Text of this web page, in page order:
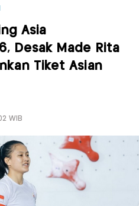
Asia
Desak Made Rita
Tiket Asian
WIB